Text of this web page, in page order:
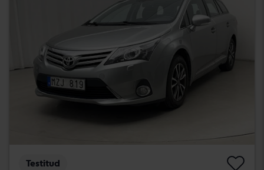
Testitud